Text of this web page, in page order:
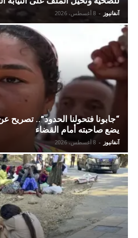
آنفانيوز - 8 أغسطس، 2026
“جابونا فتحولنا الحدود”.. تصريح
يضع صاحبته أمام القضاء
آنفانيوز - 8 أغسطس، 2026